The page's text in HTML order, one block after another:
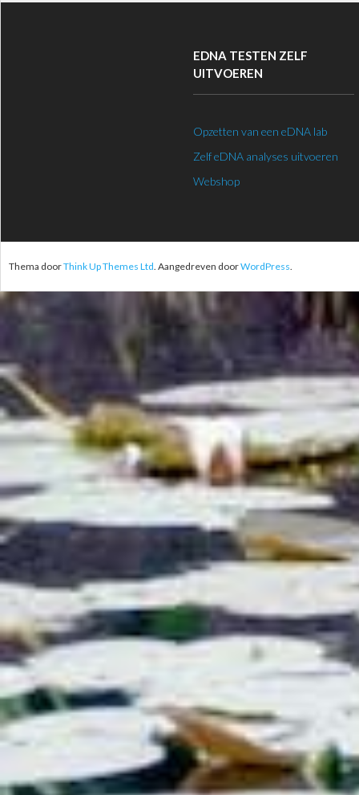
EDNA TESTEN ZELF
UITVOEREN
Opzetten van een eDNA lab
Zelf eDNA analyses uitvoeren
Webshop
Thema doorThink Up Themes Ltd . Aangedreven doorWordPress